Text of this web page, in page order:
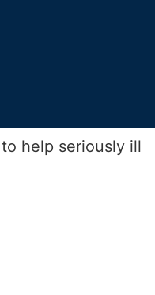
help seriously ill